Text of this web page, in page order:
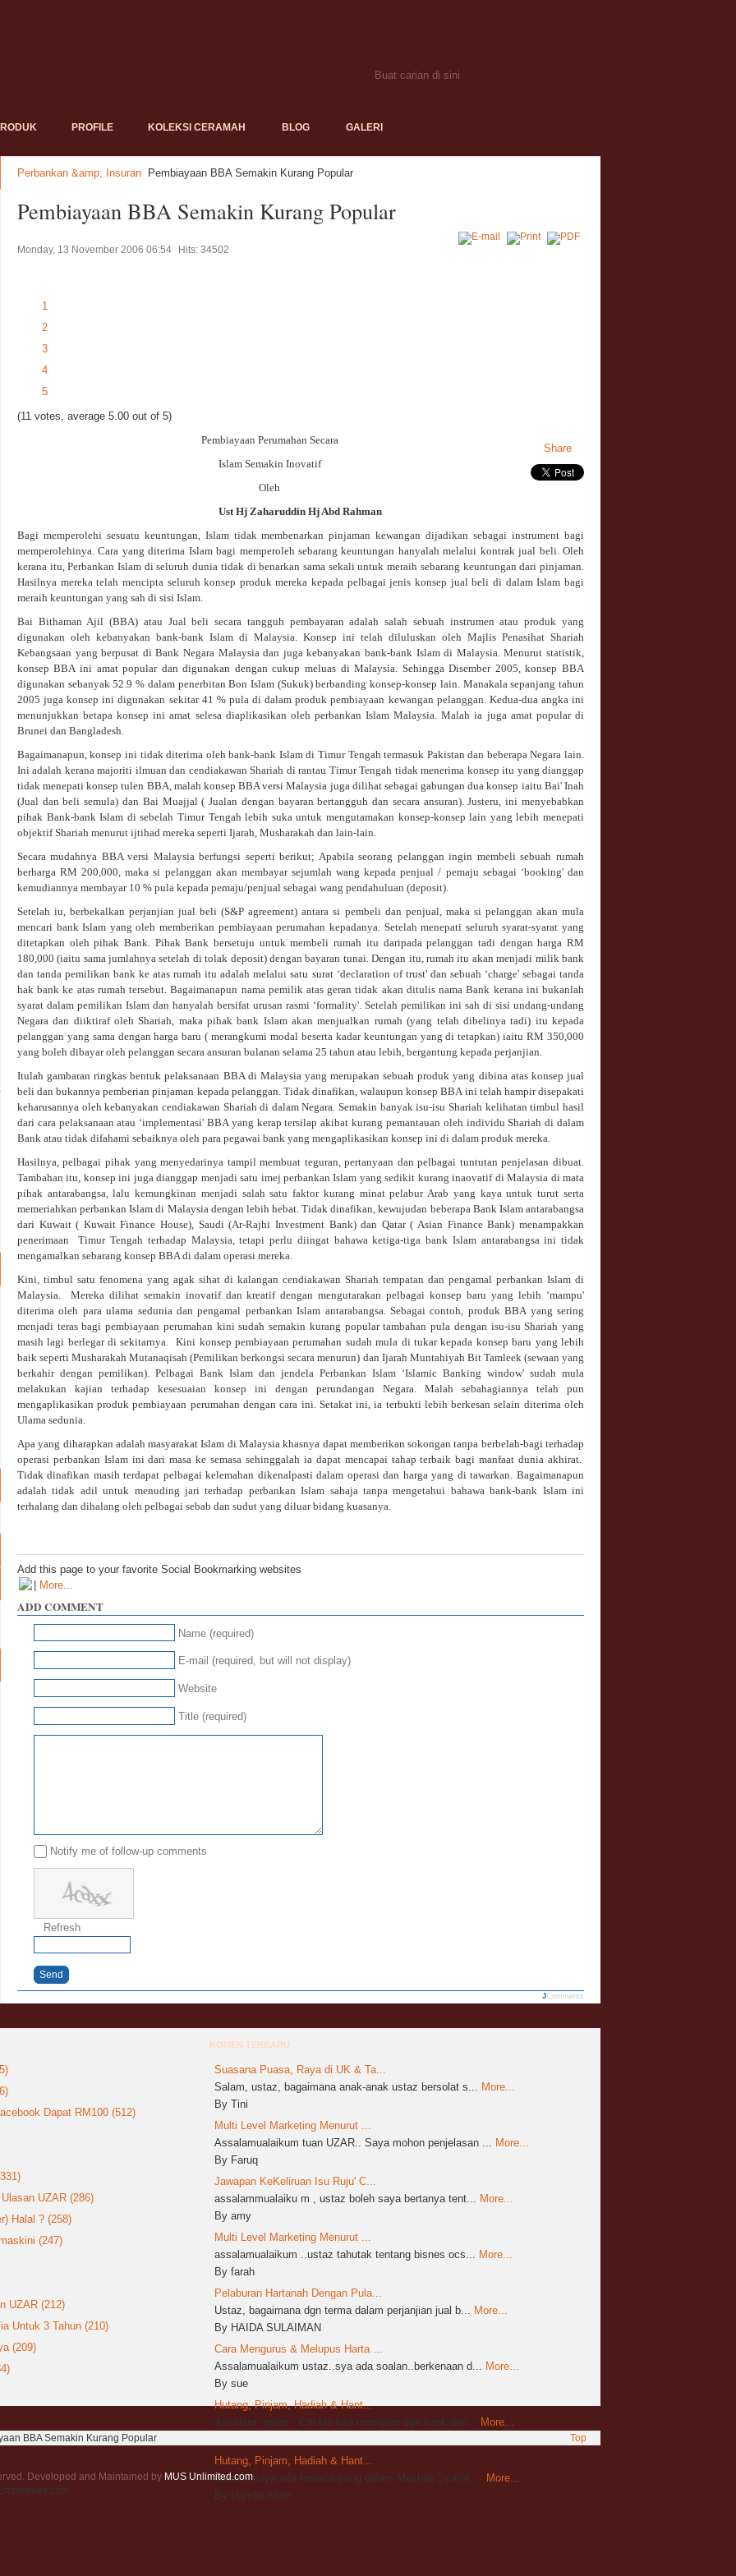
PROFILE KOLEKSI CERAMAH BLOG GALERI
Perbankan &amp; Insuran Pembiayaan BBA Semakin Kurang Popular
Pembiayaan BBA Semakin Kurang Popular
Monday, 13 November 2006 06:54 Hits: 34502
1
2
3
4
5
(11 votes, average 5.00 out of 5)
Share
Pembiayaan Perumahan Secara
Islam Semakin Inovatif
Oleh
Ust Hj Zaharuddin Hj Abd Rahman
Bagi memperolehi sesuatu keuntungan, Islam tidak membenarkan pinjaman kewangan dijadikan sebagai instrument bagi
memperolehinya. Cara yang diterima Islam bagi memperoleh sebarang keuntungan hanyalah melalui kontrak jual beli. Oleh
kerana itu, Perbankan Islam di seluruh dunia tidak di benarkan sama sekali untuk meraih sebarang keuntungan dari pinjaman.
Hasilnya mereka telah mencipta seluruh konsep produk mereka kepada pelbagai jenis konsep jual beli di dalam Islam bagi
meraih keuntungan yang sah di sisi Islam.
Bai Bithaman Ajil (BBA) atau Jual beli secara tangguh pembayaran adalah salah sebuah instrumen atau produk yang
digunakan oleh kebanyakan bank-bank Islam di Malaysia. Konsep ini telah diluluskan oleh Majlis Penasihat Shariah
Kebangsaan yang berpusat di Bank Negara Malaysia dan juga kebanyakan bank-bank Islam di Malaysia. Menurut statistik,
konsep BBA ini amat popular dan digunakan dengan cukup meluas di Malaysia. Sehingga Disember 2005, konsep BBA
digunakan sebanyak 52.9 % dalam penerbitan Bon Islam (Sukuk) berbanding konsep-konsep lain. Manakala sepanjang tahun
2005 juga konsep ini digunakan sekitar 41 % pula di dalam produk pembiayaan kewangan pelanggan. Kedua-dua angka ini
menunjukkan betapa konsep ini amat selesa diaplikasikan oleh perbankan Islam Malaysia. Malah ia juga amat popular di
Brunei dan Bangladesh.
Bagaimanapun, konsep ini tidak diterima oleh bank-bank Islam di Timur Tengah termasuk Pakistan dan beberapa Negara lain.
Ini adalah kerana majoriti ilmuan dan cendiakawan Shariah di rantau Timur Tengah tidak menerima konsep itu yang dianggap
tidak menepati konsep tulen BBA, malah konsep BBA versi Malaysia juga dilihat sebagai gabungan dua konsep iaitu Bai' Inah
(Jual dan beli semula) dan Bai Muajjal ( Jualan dengan bayaran bertangguh dan secara ansuran). Justeru, ini menyebabkan
pihak Bank-bank Islam di sebelah Timur Tengah lebih suka untuk mengutamakan konsep-konsep lain yang lebih menepati
objektif Shariah menurut ijtihad mereka seperti Ijarah, Musharakah dan lain-lain.
Secara mudahnya BBA versi Malaysia berfungsi seperti berikut; Apabila seorang pelanggan ingin membeli sebuah rumah
berharga RM 200,000, maka si pelanggan akan membayar sejumlah wang kepada penjual / pemaju sebagai ‘booking' dan
kemudiannya membayar 10 % pula kepada pemaju/penjual sebagai wang pendahuluan (deposit).
Setelah iu, berbekalkan perjanjian jual beli (S&P agreement) antara si pembeli dan penjual, maka si pelanggan akan mula
mencari bank Islam yang oleh memberikan pembiayaan perumahan kepadanya. Setelah menepati seluruh syarat-syarat yang
ditetapkan oleh pihak Bank. Pihak Bank bersetuju untuk membeli rumah itu daripada pelanggan tadi dengan harga RM
180,000 (iaitu sama jumlahnya setelah di tolak deposit) dengan bayaran tunai. Dengan itu, rumah itu akan menjadi milik bank
dan tanda pemilikan bank ke atas rumah itu adalah melalui satu surat ‘declaration of trust' dan sebuah ‘charge' sebagai tanda
hak bank ke atas rumah tersebut. Bagaimanapun nama pemilik atas geran tidak akan ditulis nama Bank kerana ini bukanlah
syarat dalam pemilikan Islam dan hanyalah bersifat urusan rasmi ‘formality'. Setelah pemilikan ini sah di sisi undang-undang
Negara dan diiktiraf oleh Shariah, maka pihak bank Islam akan menjualkan rumah (yang telah dibelinya tadi) itu kepada
pelanggan yang sama dengan harga baru ( merangkumi modal beserta kadar keuntungan yang di tetapkan) iaitu RM 350,000
yang boleh dibayar oleh pelanggan secara ansuran bulanan selama 25 tahun atau lebih, bergantung kepada perjanjian.
Itulah gambaran ringkas bentuk pelaksanaan BBA di Malaysia yang merupakan sebuah produk yang dibina atas konsep jual
beli dan bukannya pemberian pinjaman kepada pelanggan. Tidak dinafikan, walaupun konsep BBA ini telah hampir disepakati
keharusannya oleh kebanyakan cendiakawan Shariah di dalam Negara. Semakin banyak isu-isu Shariah kelihatan timbul hasil
dari cara pelaksanaan atau ‘implementasi' BBA yang kerap tersilap akibat kurang pemantauan oleh individu Shariah di dalam
Bank atau tidak difahami sebaiknya oleh para pegawai bank yang mengaplikasikan konsep ini di dalam produk mereka.
Hasilnya, pelbagai pihak yang menyedarinya tampil membuat teguran, pertanyaan dan pelbagai tuntutan penjelasan dibuat.
Tambahan itu, konsep ini juga dianggap menjadi satu imej perbankan Islam yang sedikit kurang inaovatif di Malaysia di mata
pihak antarabangsa, lalu kemungkinan menjadi salah satu faktor kurang minat pelabur Arab yang kaya untuk turut serta
memeriahkan perbankan Islam di Malaysia dengan lebih hebat. Tidak dinafikan, kewujudan beberapa Bank Islam antarabangsa
dari Kuwait ( Kuwait Finance House), Saudi (Ar-Rajhi Investment Bank) dan Qatar ( Asian Finance Bank) menampakkan
penerimaan Timur Tengah terhadap Malaysia, tetapi perlu diingat bahawa ketiga-tiga bank Islam antarabangsa ini tidak
mengamalkan sebarang konsep BBA di dalam operasi mereka.
Kini, timbul satu fenomena yang agak sihat di kalangan cendiakawan Shariah tempatan dan pengamal perbankan Islam di
Malaysia. Mereka dilihat semakin inovatif dan kreatif dengan mengutarakan pelbagai konsep baru yang lebih ‘mampu'
diterima oleh para ulama sedunia dan pengamal perbankan Islam antarabangsa. Sebagai contoh, produk BBA yang sering
menjadi teras bagi pembiayaan perumahan kini sudah semakin kurang popular tambahan pula dengan isu-isu Shariah yang
masih lagi berlegar di sekitarnya. Kini konsep pembiayaan perumahan sudah mula di tukar kepada konsep baru yang lebih
baik seperti Musharakah Mutanaqisah (Pemilikan berkongsi secara menurun) dan Ijarah Muntahiyah Bit Tamleek (sewaan yang
berkahir dengan pemilikan). Pelbagai Bank Islam dan jendela Perbankan Islam ‘Islamic Banking window' sudah mula
melakukan kajian terhadap kesesuaian konsep ini dengan perundangan Negara. Malah sebahagiannya telah pun
mengaplikasikan produk pembiayaan perumahan dengan cara ini. Setakat ini, ia terbukti lebih berkesan selain diterima oleh
Ulama sedunia.
Apa yang diharapkan adalah masyarakat Islam di Malaysia khasnya dapat memberikan sokongan tanpa berbelah-bagi terhadap
operasi perbankan Islam ini dari masa ke semasa sehinggalah ia dapat mencapai tahap terbaik bagi manfaat dunia akhirat.
Tidak dinafikan masih terdapat pelbagai kelemahan dikenalpasti dalam operasi dan harga yang di tawarkan. Bagaimanapun
adalah tidak adil untuk menuding jari terhadap perbankan Islam sahaja tanpa mengetahui bahawa bank-bank Islam ini
terhalang dan dihalang oleh pelbagai sebab dan sudut yang diluar bidang kuasanya.
Add this page to your favorite Social Bookmarking websites
| More...
ADD COMMENT
Name (required)
E-mail (required, but will not display)
Website
Title (required)
Notify me of follow-up comments
Refresh
Send
JComments
Dapat RM100 (512)
UZAR (286)
Halal ? (258)
(247)
UZAR (212)
Untuk 3 Tahun (210)
(209)
KOMEN TERBARU
Suasana Puasa, Raya di UK & Ta...
Salam, ustaz, bagaimana anak-anak ustaz bersolat s... More...
By Tini
Multi Level Marketing Menurut ...
Assalamualaikum tuan UZAR.. Saya mohon penjelasan ... More...
By Faruq
Jawapan KeKeliruan Isu Ruju' C...
assalammualaiku m , ustaz boleh saya bertanya tent... More...
By amy
Multi Level Marketing Menurut ...
assalamualaikum ..ustaz tahutak tentang bisnes ocs... More...
By farah
Pelaburan Hartanah Dengan Pula...
Ustaz, bagaimana dgn terma dalam perjanjian jual b... More...
By HAIDA SULAIMAN
Cara Mengurus & Melupus Harta ...
Assalamualaikum ustaz..sya ada soalan..berkenaan d... More...
By sue
Hutang, Pinjam, Hadiah & Hant...
Assalam..ustaz.. Cth klo kita mminjam dgn bank dan...
More...
Hutang, Pinjam, Hadiah & Hant...
Salam. Saya ada terbaca yang dalam Mazhab Syafi'e,...
More...
By Hamba Allah
BBA Semakin Kurang Popular Top
Developed and Maintained by MUS Unlimited.com.